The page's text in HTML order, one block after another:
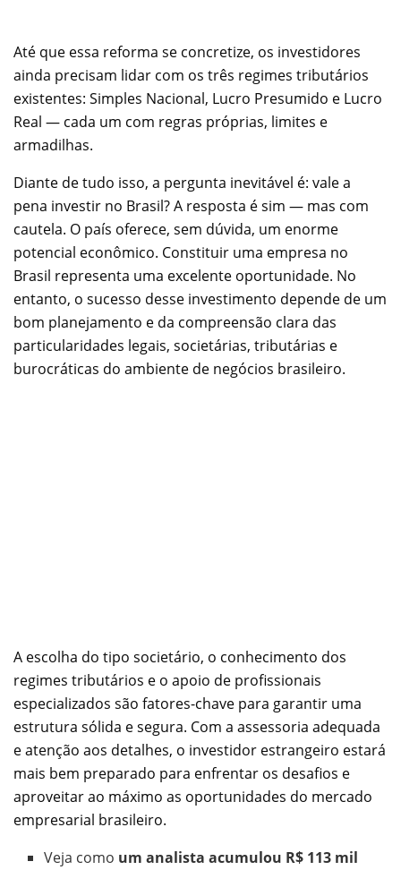
Até que essa reforma se concretize, os investidores
ainda precisam lidar com os três regimes tributários
existentes: Simples Nacional, Lucro Presumido e Lucro
Real — cada um com regras próprias, limites e
armadilhas.
Diante de tudo isso, a pergunta inevitável é: vale a
pena investir no Brasil? A resposta é sim — mas com
cautela. O país oferece, sem dúvida, um enorme
potencial econômico. Constituir uma empresa no
Brasil representa uma excelente oportunidade. No
entanto, o sucesso desse investimento depende de um
bom planejamento e da compreensão clara das
particularidades legais, societárias, tributárias e
burocráticas do ambiente de negócios brasileiro.
A escolha do tipo societário, o conhecimento dos
regimes tributários e o apoio de profissionais
especializados são fatores-chave para garantir uma
estrutura sólida e segura. Com a assessoria adequada
e atenção aos detalhes, o investidor estrangeiro estará
mais bem preparado para enfrentar os desafios e
aproveitar ao máximo as oportunidades do mercado
empresarial brasileiro.
Veja como um analista acumulou R$ 113 mil